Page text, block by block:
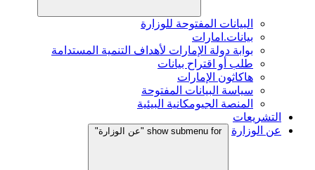
البيانات المفتوحة للوزارة
بيانات.امارات
بوابة دولة الإمارات لأهداف التنمية المستدامة
طلب أو اقتراح بيانات
هاكاثون الإمارات
سياسة البيانات المفتوحة
المنصة الجيومكانية البيئية
التشريعات
عن الوزارة
show submenu for "عن الوزارة"